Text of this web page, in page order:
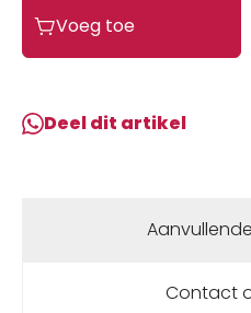
Champion
CJ8
Voeg toe
Deel dit artikel
Contact